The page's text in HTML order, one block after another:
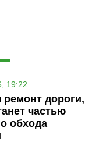
19:22
ремонт дороги,
частью
обхода